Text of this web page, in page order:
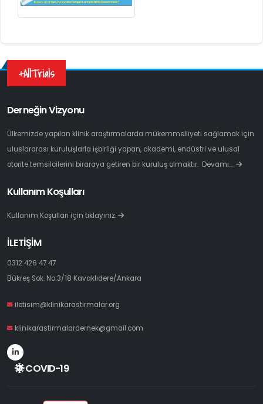
+AllTrials
Derneğin Vizyonu
Ülkemizde yapılan klinik araştırmalarda mükemmelliyeti sağlamak için
uluslararası kuruluşlarla işbirliği yapan, akademi, endüstri ve ulusal
otorite temsilcilerini biraraya getiren bir kuruluş olmaktır. Devamı…
Kullanım Koşulları
Kullanım Koşulları için tıklayınız.
İLETİŞİM
0312 426 47 47
Bükreş Sok. No:3/18 Kavaklıdere/Ankara
iletisim@klinikarastirmalar.org
klinikarastirmalardernek@gmail.com
COVID-19